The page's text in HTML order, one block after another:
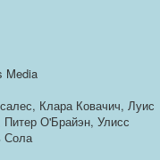
Media
Клара Ковачич, Луис
О'Брайэн, Улисс
Сола